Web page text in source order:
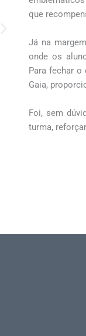
que
Já na
onde os
Para fechar o
Gaia,
Foi, sem
turma,